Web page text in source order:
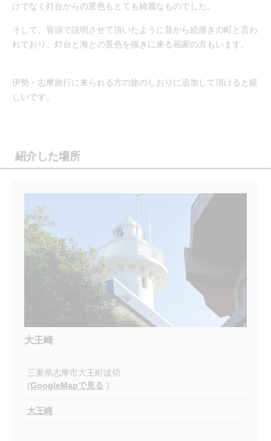
けでなく灯台からの景色もとても綺麗なものでした。
そして、冒頭で説明させて頂いたように昔から絵描きの町と言わ
れており、灯台と海との景色を描きに来る画家の方もいます。
伊勢・志摩旅行に来られる方の旅のしおりに追加して頂けると嬉
しいです。
紹介した場所
大王崎
三重県志摩市大王町波切
(GoogleMapで見る )
大王崎